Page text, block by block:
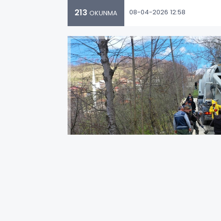
213 OKUNMA 08-04-2026 12:58